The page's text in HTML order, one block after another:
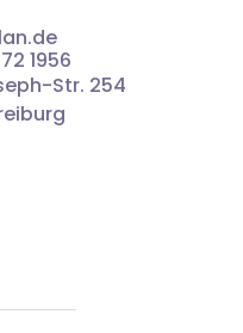
1956
Str. 254